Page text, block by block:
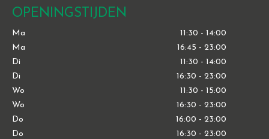
OPENINGSTIJDEN
Ma
11:30 - 14:00
Ma
16:45 - 23:00
Di
11:30 - 14:00
Di
16:30 - 23:00
Wo
11:30 - 15:00
Wo
16:30 - 23:00
Do
16:00 - 23:00
Do
16:30 - 23:00